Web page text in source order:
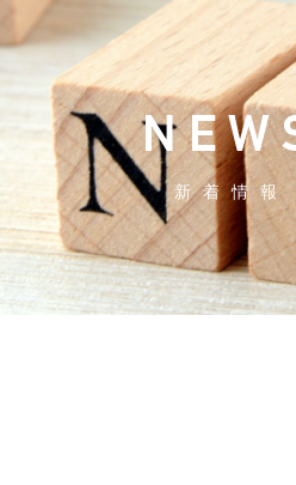
新着情報